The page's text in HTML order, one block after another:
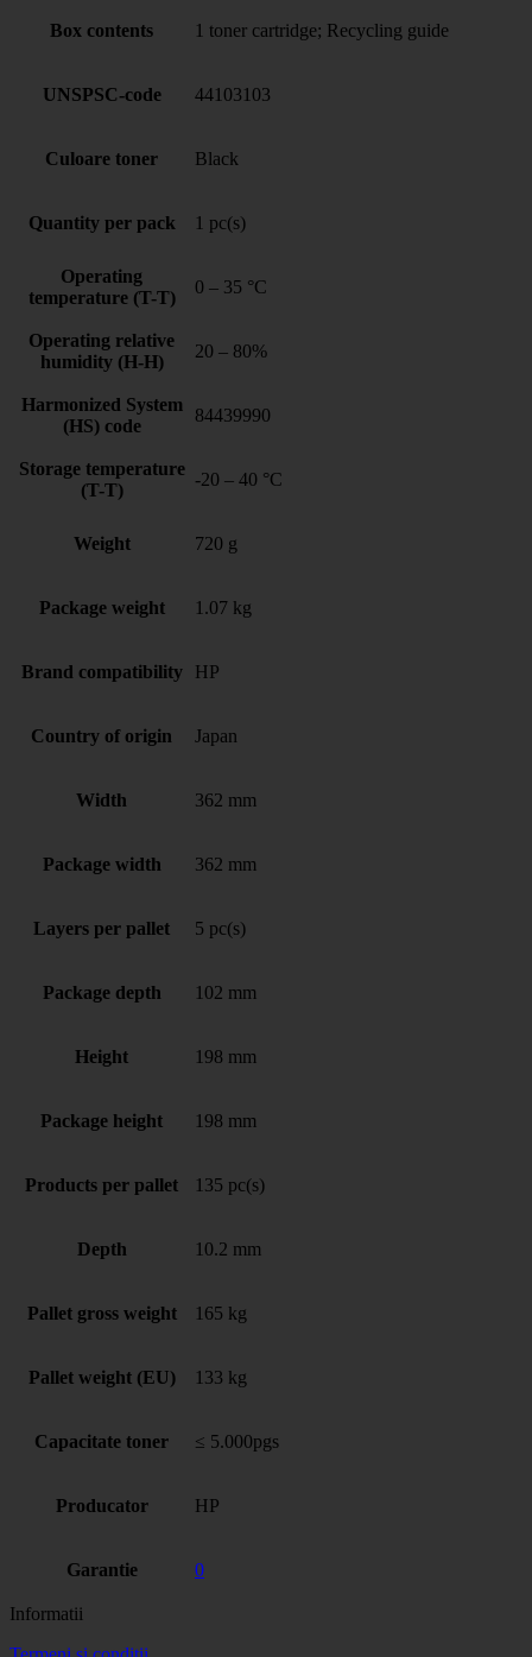
Box contents 1 toner cartridge; Recycling guide
UNSPSC-code 44103103
Culoare toner Black
Quantity per pack 1 pc(s)
Operating
temperature (T-T)
0 – 35 °C
Operating relative
humidity (H-H)
20 – 80%
Harmonized System
(HS) code
84439990
Storage temperature
(T-T)
-20 – 40 °C
Weight 720 g
Package weight 1.07 kg
Brand compatibility HP
Country of origin Japan
Width 362 mm
Package width 362 mm
Layers per pallet 5 pc(s)
Package depth 102 mm
Height 198 mm
Package height 198 mm
Products per pallet 135 pc(s)
Depth 10.2 mm
Pallet gross weight 165 kg
Pallet weight (EU) 133 kg
Capacitate toner ≤ 5.000pgs
Producator HP
Garantie 0
Informatii